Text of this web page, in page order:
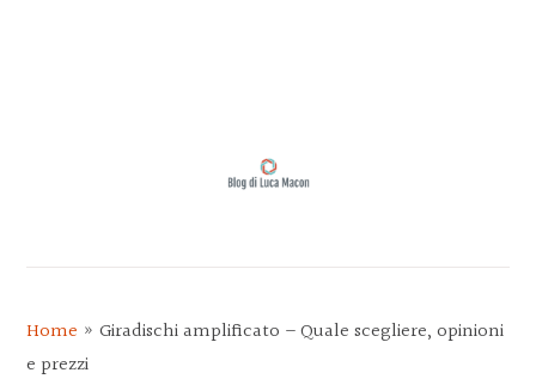
MACON
Home »Giradischi amplificato – Quale scegliere, opinioni
e prezzi